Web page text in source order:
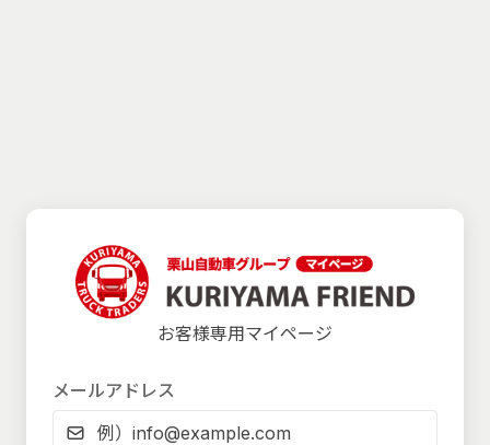
お客様専用マイページ
メールアドレス